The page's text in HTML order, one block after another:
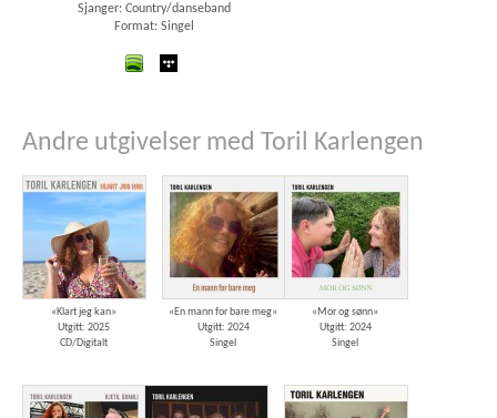
Sjanger: Country/danseband
Format: Singel
spotify
Andre utgivelser med Toril Karlengen
«Klart jeg kan»
Utgitt: 2025
CD/Digitalt
«En mann for bare meg»
Utgitt: 2024
Singel
«Mor og sønn»
Utgitt: 2024
Singel